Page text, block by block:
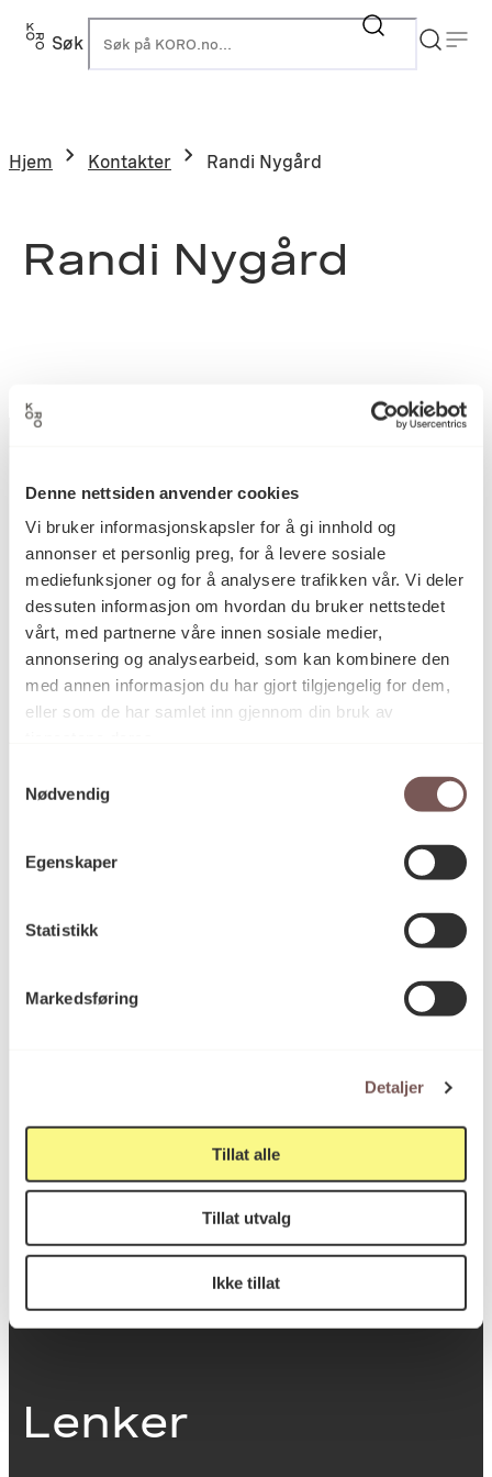
Denne nettsiden anvender cookies
Vi bruker informasjonskapsler for å gi innhold og
annonser et personlig preg, for å levere sosiale
mediefunksjoner og for å analysere trafikken vår. Vi deler
dessuten informasjon om hvordan du bruker nettstedet
vårt, med partnerne våre innen sosiale medier,
annonsering og analysearbeid, som kan kombinere den
med annen informasjon du har gjort tilgjengelig for dem,
eller som de har samlet inn gjennom din bruk av
Nødvendig
Egenskaper
Statistikk
Markedsføring
Detaljer
Tillat alle
Tillat utvalg
Ikke tillat
Søk
Hjem Kontakter Randi Nygård
Randi Nygård
Postadresse
Postboks 6994
St. Olavs plass
0130 Oslo
post@koro.no
Besøksadresse
Victoria Terrasse 11
0251 Oslo
Viktig info
Utbetaling og fakturering
Om opphavsrett
Dokumentasjonsskjema
Last ned logo
Lenker